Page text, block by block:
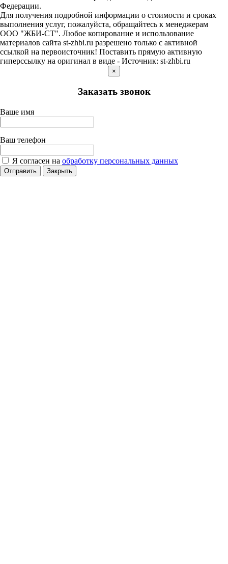
Федерации.
Для получения подробной информации о стоимости и сроках
выполнения услуг, пожалуйста, обращайтесь к менеджерам
ООО "ЖБИ-СТ". Любое копирование и использование
материалов сайта st-zhbi.ru разрешено только с активной
ссылкой на первоисточник! Поставить прямую активную
гиперссылку на оригинал в виде - Источник: st-zhbi.ru
×
Заказать звонок
Ваше имя
Ваш телефон
Я согласен на обработку персональных данных
Отправить Закрыть